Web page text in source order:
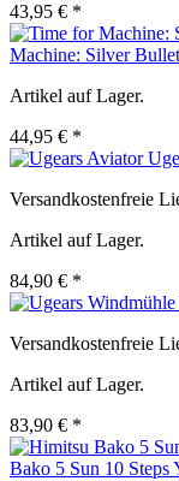
43,95 € *
Machine: Silver
Artikel auf Lager.
44,95 € *
Versandkostenfreie
Artikel auf Lager.
84,90 € *
Versandkostenfreie
Artikel auf Lager.
83,90 € *
Bako 5 Sun 10 Steps